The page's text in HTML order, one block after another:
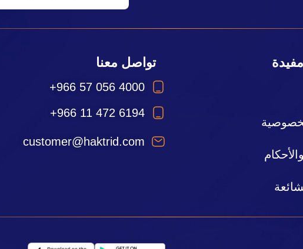
تواصل معنا
+966 57 056 4000
+966 11 472 6194
customer@haktrid.com